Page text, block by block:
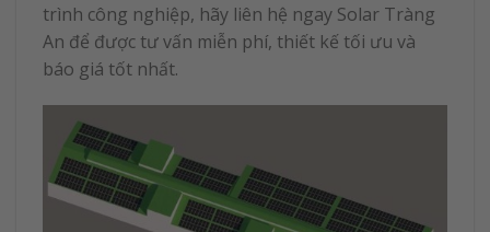
trình công nghiệp, hãy liên hệ ngay Solar Tràng
An để được tư vấn miễn phí, thiết kế tối ưu và
báo giá tốt nhất.